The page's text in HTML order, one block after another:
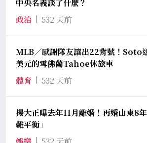
中央名義談了什麼？
政治
532 天前
MLB／感謝隊友讓出22背號！Soto
美元的雪佛蘭Tahoe休旅車
體育
532 天前
楊大正曝去年11月離婚！再婚山東8
難平衡」